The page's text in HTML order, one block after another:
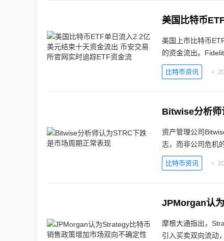
美国上市比特币
的资金流出。
比特币资讯
Bitwise分析师
资产管理公司
志，而非公司危机
比特币资讯
JPMorgan认
摩根大通指出，
引入买卖双向流动